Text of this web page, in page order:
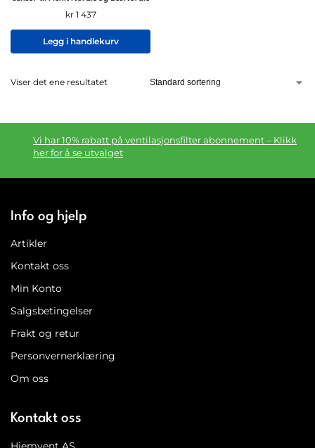
kr1 437
Legg i handlekurv
Viser det ene resultatet
Vi har 10% rabatt på ventilasjonsfilter abonnement – Klikk
her for å se utvalget
Info og hjelp
Artikler
Kontakt oss
Min Konto
Salgsbetingelser
Frakt og retur
Personvernerklæring
Om oss
Kontakt oss